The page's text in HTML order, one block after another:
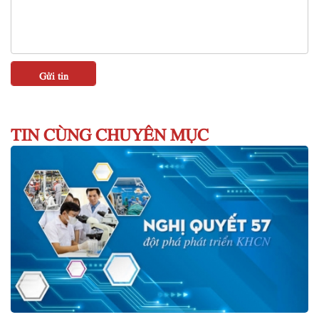
TIN CÙNG CHUYÊN MỤC